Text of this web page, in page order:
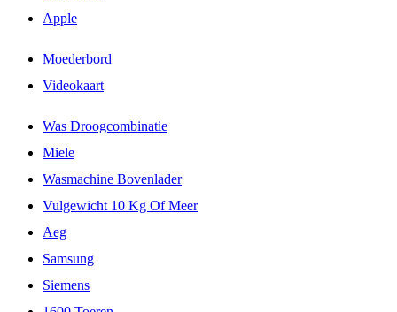
Apple
Moederbord
Videokaart
Was Droogcombinatie
Miele
Wasmachine Bovenlader
Vulgewicht 10 Kg Of Meer
Aeg
Samsung
Siemens